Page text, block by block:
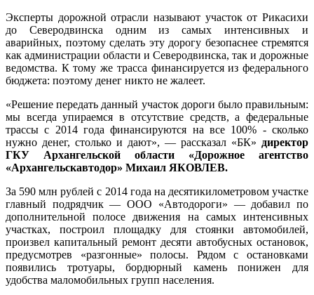
Эксперты дорожной отрасли называют участок от Рикасихи
до Северодвинска одним из самых интенсивных и
аварийных, поэтому сделать эту дорогу безопаснее стремятся
как администрации области и Северодвинска, так и дорожные
ведомства. К тому же трасса финансируется из федерального
бюджета: поэтому денег никто не жалеет.
«Решение передать данный участок дороги было правильным:
мы всегда упираемся в отсутствие средств, а федеральные
трассы с 2014 года финансируются на все 100% - сколько
нужно денег, столько и дают», — рассказал «БК» директор
ГКУ Архангельской области «Дорожное агентство
«Архангельскавтодор» Михаил ЯКОВЛЕВ.
За 590 млн рублей с 2014 года на десятикилометровом участке
главный подрядчик — ООО «Автодороги» — добавил по
дополнительной полосе движения на самых интенсивных
участках, построил площадку для стоянки автомобилей,
произвел капитальный ремонт десяти автобусных остановок,
предусмотрев «разгонные» полосы. Рядом с остановками
появились тротуары, бордюрный камень понижен для
удобства маломобильных групп населения.